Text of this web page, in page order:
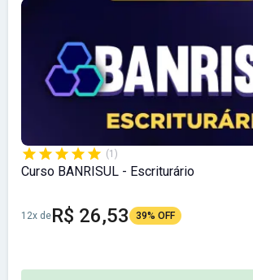
(1)
Curso BANRISUL - Escriturário
12x deR$ 26,53 39% OFF